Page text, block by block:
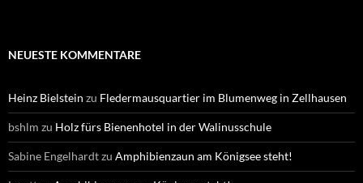
NEUESTE KOMMENTARE
Heinz Bielstein zu Fledermausquartier im Blumenweg in Zellhausen
bshlm zu Holz fürs Bienenhotel in der Walinusschule
Sabine Engelhardtzu Amphibienzaun am Königsee steht!